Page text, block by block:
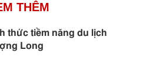
THÊM
thức tiềm năng du lịch
Long